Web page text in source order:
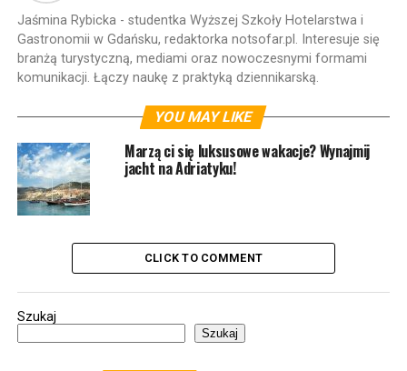
Jaśmina Rybicka - studentka Wyższej Szkoły Hotelarstwa i
Gastronomii w Gdańsku, redaktorka notsofar.pl. Interesuje się
branżą turystyczną, mediami oraz nowoczesnymi formami
komunikacji. Łączy naukę z praktyką dziennikarską.
YOU MAY LIKE
Marzą ci się luksusowe wakacje? Wynajmij
jacht na Adriatyku!
CLICK TO COMMENT
Szukaj
Szukaj